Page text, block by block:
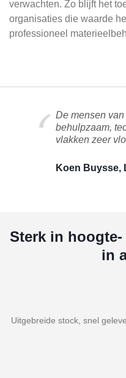
verwachten. Zo blijft het
organisaties die waarde
professioneel
De mensen
behulpzaam,
vlakken zeer
Koen Buysse,
Sterk in
in
Uitgebreide stock, snel